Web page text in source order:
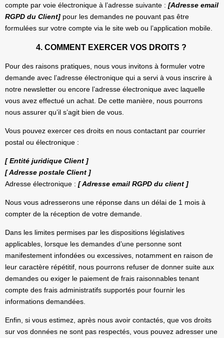
compte par voie électronique à l’adresse suivante : [Adresse email
RGPD du Client] pour les demandes ne pouvant pas être
formulées sur votre compte via le site web ou l’application mobile.
4. COMMENT EXERCER VOS DROITS ?
Pour des raisons pratiques, nous vous invitons à formuler votre
demande avec l’adresse électronique qui a servi à vous inscrire à
notre newsletter ou encore l’adresse électronique avec laquelle
vous avez effectué un achat. De cette manière, nous pourrons
nous assurer qu’il s’agit bien de vous.
Vous pouvez exercer ces droits en nous contactant par courrier
postal ou électronique :
[ Entité juridique Client ]
[ Adresse postale Client ]
Adresse électronique : [ Adresse email RGPD du client ]
Nous vous adresserons une réponse dans un délai de 1 mois à
compter de la réception de votre demande.
Dans les limites permises par les dispositions législatives
applicables, lorsque les demandes d’une personne sont
manifestement infondées ou excessives, notamment en raison de
leur caractère répétitif, nous pourrons refuser de donner suite aux
demandes ou exiger le paiement de frais raisonnables tenant
compte des frais administratifs supportés pour fournir les
informations demandées.
Enfin, si vous estimez, après nous avoir contactés, que vos droits
sur vos données ne sont pas respectés, vous pouvez adresser une